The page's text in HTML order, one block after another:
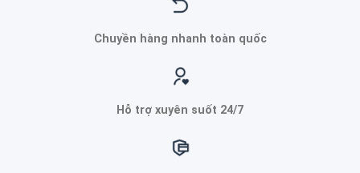
Chuyền hàng nhanh toàn quốc
Hỗ trợ xuyên suốt 24/7